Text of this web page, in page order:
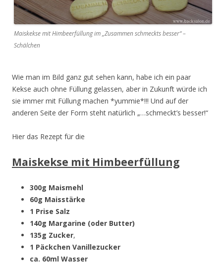
Maiskekse mit Himbeerfüllung im „Zusammen schmeckts besser“ –
Schälchen
Wie man im Bild ganz gut sehen kann, habe ich ein paar
Kekse auch ohne Füllung gelassen, aber in Zukunft würde ich
sie immer mit Füllung machen *yummie*!!! Und auf der
anderen Seite der Form steht natürlich „…schmeckt’s besser!“
Hier das Rezept für die
Maiskekse mit Himbeerfüllung
300g Maismehl
60g Maisstärke
1 Prise Salz
140g Margarine (oder Butter)
135g Zucker,
1 Päckchen Vanillezucker
ca. 60ml Wasser